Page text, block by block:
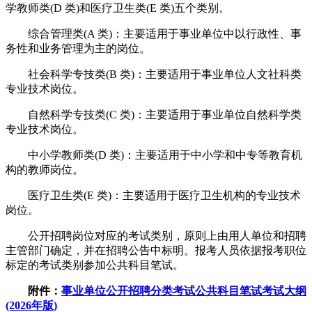
学教师类(D 类)和医疗卫生类(E 类)五个类别。
综合管理类(A 类)：主要适用于事业单位中以行政性、事
务性和业务管理为主的岗位。
社会科学专技类(B 类)：主要适用于事业单位人文社科类
专业技术岗位。
自然科学专技类(C 类)：主要适用于事业单位自然科学类
专业技术岗位。
中小学教师类(D 类)：主要适用于中小学和中专等教育机
构的教师岗位。
医疗卫生类(E 类)：主要适用于医疗卫生机构的专业技术
岗位。
公开招聘岗位对应的考试类别，原则上由用人单位和招聘
主管部门确定，并在招聘公告中标明。报考人员依据报考职位
标定的考试类别参加公共科目笔试。
附件： 事业单位公开招聘分类考试公共科目笔试考试大纲
(2026年版)